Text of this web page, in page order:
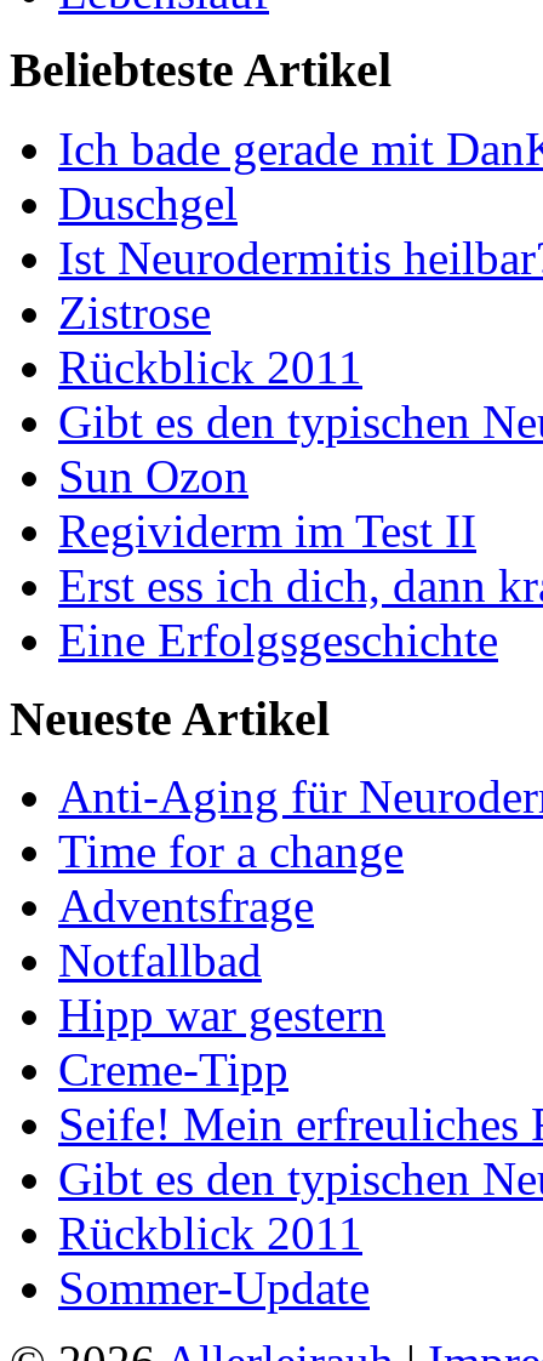
Beliebteste Artikel
Ich bade gerade mit
Duschgel
Ist Neurodermitis
Zistrose
Rückblick 2011
Gibt es den typischen
Sun Ozon
Regividerm im Test II
Erst ess ich dich, dann
Eine Erfolgsgeschichte
Neueste Artikel
Anti-Aging für
Time for a change
Adventsfrage
Notfallbad
Hipp war gestern
Creme-Tipp
Seife! Mein erfreuliches
Gibt es den typischen
Rückblick 2011
Sommer-Update